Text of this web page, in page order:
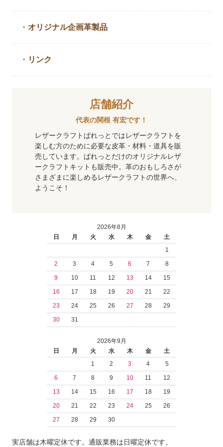
・ オリジナル企画革製品
・ リンク
店舗紹介
代表の関根 有宏です！
レザークラフトぱれっとではレザークラフトを
楽しむ方のために必要な皮革・材料・道具を販
売しています。ぱれっとだけのオリジナルレザ
ークラフトキットも販売中。革のおもしろさが
さまざまに楽しめるレザークラフトの世界へ、
ようこそ！
2026年8月
日
月 火 水 木 金
土
1
2
3 4 5 6 7
8
9
10 11 12 13 14
15
16
17 18 19 20 21
22
23
24 25 26 27 28
29
30
31
2026年9月
日
月 火 水 木 金
土
1
2 3 4
5
6
7 8 9 10 11
12
13
14 15 16 17 18
19
20
21 22 23 24 25
26
27
28 29 30
実店舗は木曜定休です。通販業務は日曜定休です。